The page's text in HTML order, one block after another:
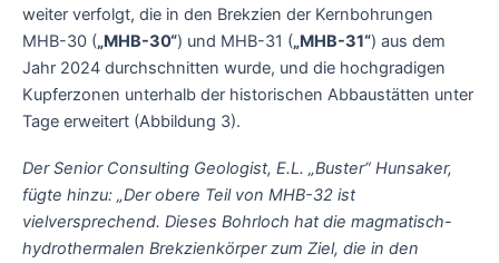
weiter verfolgt, die in den Brekzien der Kernbohrungen
MHB-30 („MHB-30“) und MHB-31 („MHB-31“) aus dem
Jahr 2024 durchschnitten wurde, und die hochgradigen
Kupferzonen unterhalb der historischen Abbaustätten unter
Tage erweitert (Abbildung 3).
Der Senior Consulting Geologist, E.L. „Buster“ Hunsaker,
fügte hinzu: „Der obere Teil von MHB-32 ist
vielversprechend. Dieses Bohrloch hat die magmatisch-
hydrothermalen Brekzienkörper zum Ziel, die in den